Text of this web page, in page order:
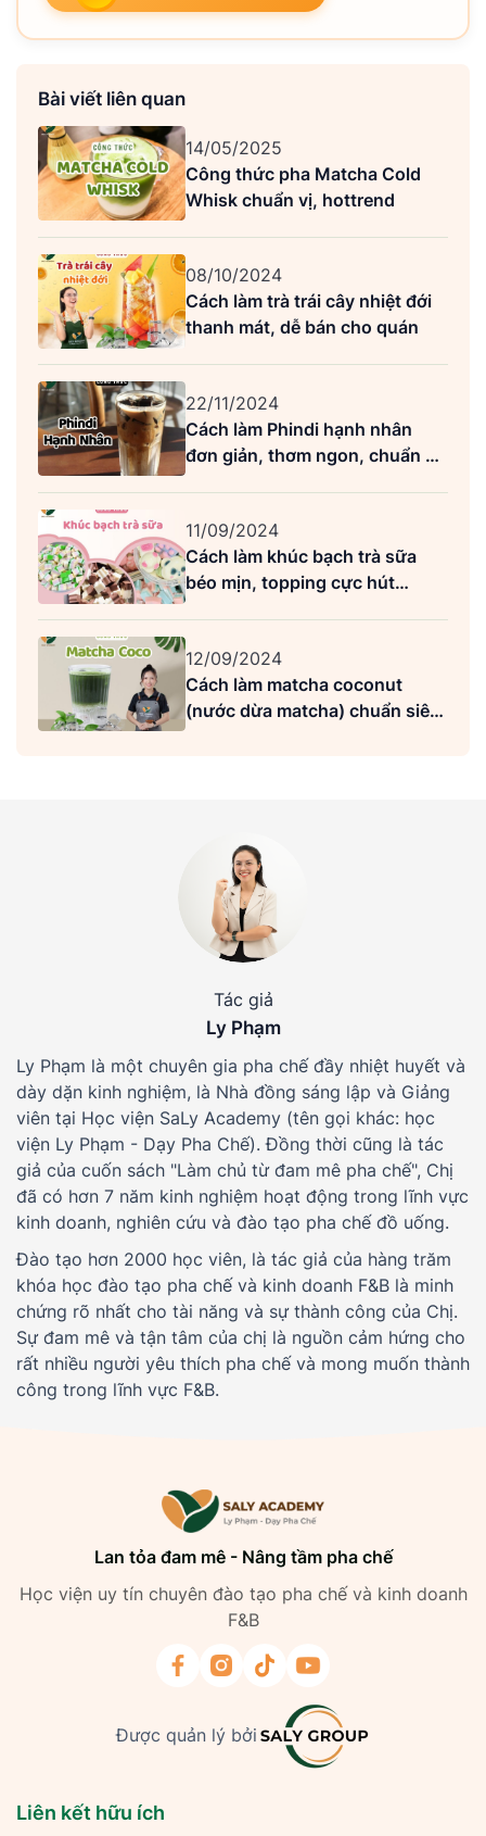
Bài viết liên quan
14/05/2025
Công thức pha Matcha Cold
Whisk chuẩn vị, hottrend
08/10/2024
Cách làm trà trái cây nhiệt đới
thanh mát, dễ bán cho quán
22/11/2024
Cách làm Phindi hạnh nhân
đơn giản, thơm ngon, chuẩn vị
11/09/2024
Cách làm khúc bạch trà sữa
béo mịn, topping cực hút
12/09/2024
Cách làm matcha coconut
(nước dừa matcha) chuẩn siêu
Tác giả
Ly Phạm
Ly Phạm là một chuyên gia pha chế đầy nhiệt huyết và
dày dặn kinh nghiệm, là Nhà đồng sáng lập và Giảng
viên tại Học viện SaLy Academy (tên gọi khác: học
viện Ly Phạm - Dạy Pha Chế). Đồng thời cũng là tác
giả của cuốn sách "Làm chủ từ đam mê pha chế", Chị
đã có hơn 7 năm kinh nghiệm hoạt động trong lĩnh vực
kinh doanh, nghiên cứu và đào tạo pha chế đồ uống.
Đào tạo hơn 2000 học viên, là tác giả của hàng trăm
khóa học đào tạo pha chế và kinh doanh F&B là minh
chứng rõ nhất cho tài năng và sự thành công của Chị.
Sự đam mê và tận tâm của chị là nguồn cảm hứng cho
rất nhiều người yêu thích pha chế và mong muốn thành
công trong lĩnh vực F&B.
Lan tỏa đam mê - Nâng tầm pha chế
Học viện uy tín chuyên đào tạo pha chế và kinh doanh
F&B
Được quản lý bởi
Liên kết hữu ích